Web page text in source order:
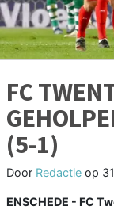
FC
(5-1)
Door Redactie op
ENSCHEDE - FC